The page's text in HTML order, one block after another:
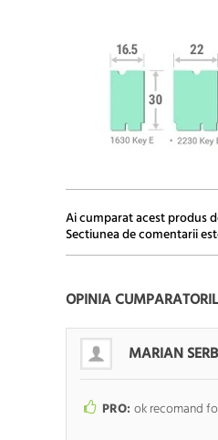
Ai cumparat acest produs
Sectiunea de comentarii
OPINIA
MARIAN
PRO: ok recomand